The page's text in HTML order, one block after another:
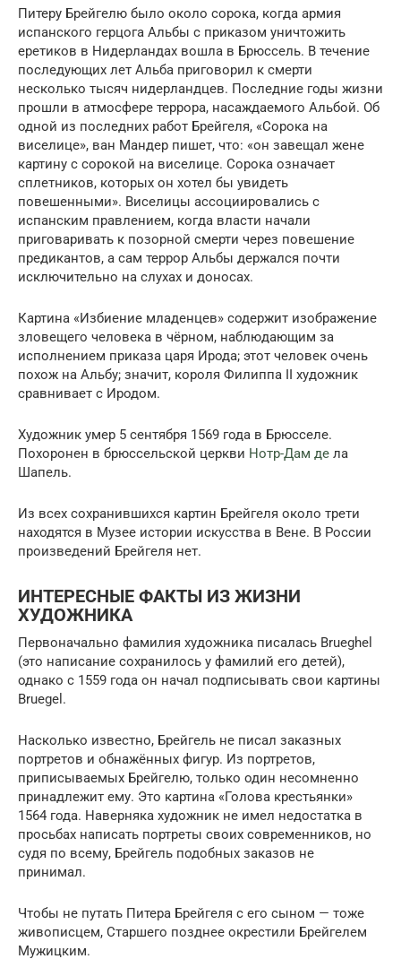
Питеру Брейгелю было около сорока, когда армия
испанского герцога Альбы с приказом уничтожить
еретиков в Нидерландах вошла в Брюссель. В течение
последующих лет Альба приговорил к смерти
несколько тысяч нидерландцев. Последние годы жизни
прошли в атмосфере террора, насаждаемого Альбой. Об
одной из последних работ Брейгеля, «Сорока на
виселице», ван Мандер пишет, что: «он завещал жене
картину с сорокой на виселице. Сорока означает
сплетников, которых он хотел бы увидеть
повешенными». Виселицы ассоциировались с
испанским правлением, когда власти начали
приговаривать к позорной смерти через повешение
предикантов, а сам террор Альбы держался почти
исключительно на слухах и доносах.
Картина «Избиение младенцев» содержит изображение
зловещего человека в чёрном, наблюдающим за
исполнением приказа царя Ирода; этот человек очень
похож на Альбу; значит, короля Филиппа II художник
сравнивает с Иродом.
Художник умер 5 сентября 1569 года в Брюсселе.
Похоронен в брюссельской церкви Нотр-Дам де ла
Шапель.
Из всех сохранившихся картин Брейгеля около трети
находятся в Музее истории искусства в Вене. В России
произведений Брейгеля нет.
ИНТЕРЕСНЫЕ ФАКТЫ ИЗ ЖИЗНИ
ХУДОЖНИКА
Первоначально фамилия художника писалась Brueghel
(это написание сохранилось у фамилий его детей),
однако с 1559 года он начал подписывать свои картины
Bruegel.
Насколько известно, Брейгель не писал заказных
портретов и обнажённых фигур. Из портретов,
приписываемых Брейгелю, только один несомненно
принадлежит ему. Это картина «Голова крестьянки»
1564 года. Наверняка художник не имел недостатка в
просьбах написать портреты своих современников, но
судя по всему, Брейгель подобных заказов не
принимал.
Чтобы не путать Питера Брейгеля с его сыном — тоже
живописцем, Старшего позднее окрестили Брейгелем
Мужицким.